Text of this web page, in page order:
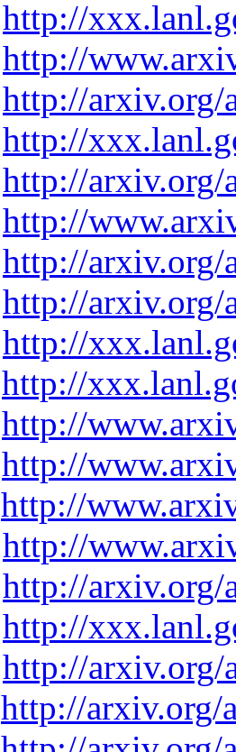
http://
http://
http://arxiv.org/
http://
http://arxiv.org/
http://
http://arxiv.org/
http://arxiv.org/
http://
http://
http://
http://
http://
http://
http://arxiv.org/
http://
http://arxiv.org/
http://arxiv.org/